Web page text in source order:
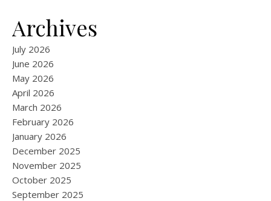
Archives
July 2026
June 2026
May 2026
April 2026
March 2026
February 2026
January 2026
December 2025
November 2025
October 2025
September 2025